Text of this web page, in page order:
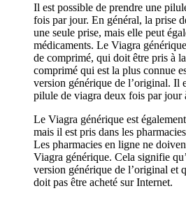
Il est possible de prendre une
fois par jour. En général, la prise
une seule prise, mais elle peut
médicaments. Le Viagra
de comprimé, qui doit être pris à
comprimé qui est la plus connue
version générique de l’original. Il
pilule de viagra deux fois par jour
Le Viagra générique est
mais il est pris dans les
Les pharmacies en ligne ne
Viagra générique. Cela signifie
version générique de l’original et
doit pas être acheté sur Internet.